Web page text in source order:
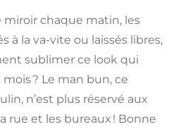
miroir chaque matin, les
à la va-vite ou laissés libres,
sublimer ce look qui
? Le man bun, ce
n’est plus réservé aux
rue et les bureaux ! Bonne